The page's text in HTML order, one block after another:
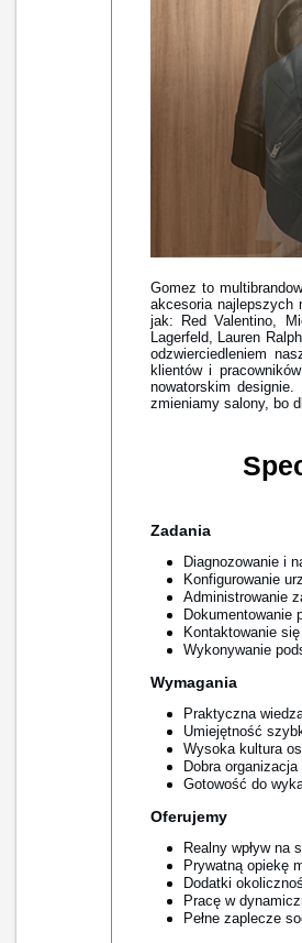
Gomez to
akcesoria najlepszych
jak: Red Valentino,
Lagerfeld, Lauren
odzwierciedleniem
klientów i
nowatorskim
zmieniamy salony, bo
Zadania
Diagnozowanie i
Konfigurowanie
Administrowanie
Dokumentowanie
Kontaktowanie
Wykonywanie
Wymagania
Praktyczna
Umiejętność
Wysoka kultura
Dobra
Gotowość do
Oferujemy
Realny wpływ na
Prywatną opiekę
Dodatki
Pracę w
Pełne zaplecze